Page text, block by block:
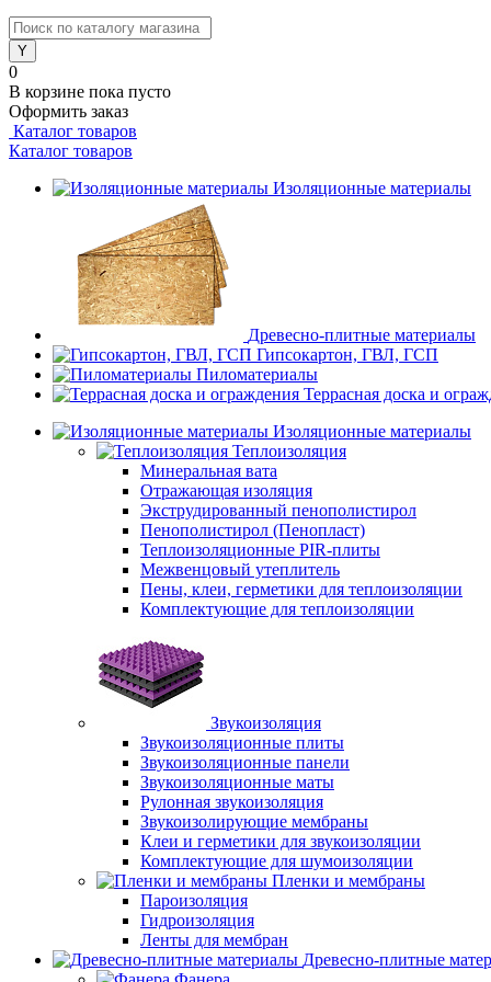
0
В корзине пока пусто
Оформить заказ
Каталог товаров
Каталог товаров
Изоляционные материалы
Древесно-плитные материалы
Гипсокартон, ГВЛ, ГСП
Пиломатериалы
Террасная доска и
Изоляционные материалы
Теплоизоляция
Минеральная вата
Отражающая изоляция
Экструдированный пенополистирол
Пенополистирол (Пенопласт)
Теплоизоляционные PIR-плиты
Межвенцовый утеплитель
Пены, клеи, герметики для теплоизоляции
Комплектующие для теплоизоляции
Звукоизоляция
Звукоизоляционные плиты
Звукоизоляционные панели
Звукоизоляционные маты
Рулонная звукоизоляция
Звукоизолирующие мембраны
Клеи и герметики для звукоизоляции
Комплектующие для шумоизоляции
Пленки и мембраны
Пароизоляция
Гидроизоляция
Ленты для мембран
Древесно-плитные